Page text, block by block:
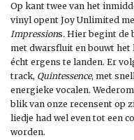
Op kant twee van het
vinyl opent Joy Unlimited
Impressions. Hier begint de
met dwarsfluit en bouwt
écht ergens te landen. Er
track, Quintessence, met
energieke vocalen.
blik van onze recensent op
liedje had wel even tot een
worden.